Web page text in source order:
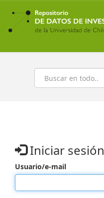
Ir
contenido
principal
Buscar
Iniciar sesión
Usuario/e-mail